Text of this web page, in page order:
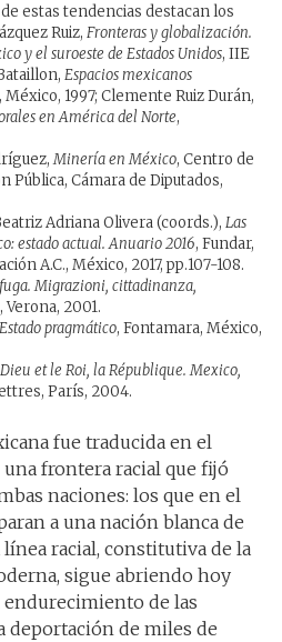
estas tendencias destacan los
Ruiz, Fronteras y globalización.
y el suroeste de Estados Unidos, IIE
Espacios mexicanos
México, 1997; Clemente Ruiz Durán,
en América del Norte,
Minería en México, Centro de
Pública, Cámara de Diputados,
Adriana Olivera (coords.), Las
estado actual. Anuario 2016, Fundar,
A.C., México, 2017, pp.107-108.
Migrazioni, cittadinanza,
Verona, 2001.
pragmático, Fontamara, México,
et le Roi, la République. Mexico,
París, 2004.
fue traducida en el
frontera racial que fijó
naciones: los que en el
a una nación blanca de
línea racial, constitutiva de la
sigue abriendo hoy
de las
deportación de miles de